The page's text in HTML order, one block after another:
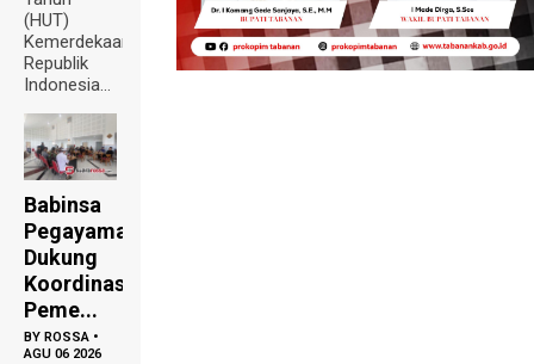
(HUT)
Kemerdekaan
Republik
Indonesia...
Babinsa
Pegayaman
Dukung
Koordinasi
Peme...
BY ROSSA •
AGU 06 2026